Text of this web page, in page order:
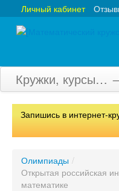
Личный кабинет
Кружки, курсы…
Главная
Олимпиады
Запишись в интернет-
Олимпиады /
Открытая российская
математике